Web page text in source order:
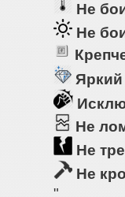
Не
Не
Не
Не
Не
"